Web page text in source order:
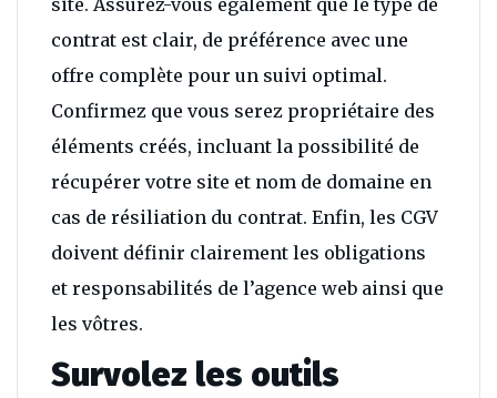
site. Assurez-vous également que le type de
contrat est clair, de préférence avec une
offre complète pour un suivi optimal.
Confirmez que vous serez propriétaire des
éléments créés, incluant la possibilité de
récupérer votre site et nom de domaine en
cas de résiliation du contrat. Enfin, les CGV
doivent définir clairement les obligations
et responsabilités de l’agence web ainsi que
les vôtres.
Survolez les outils